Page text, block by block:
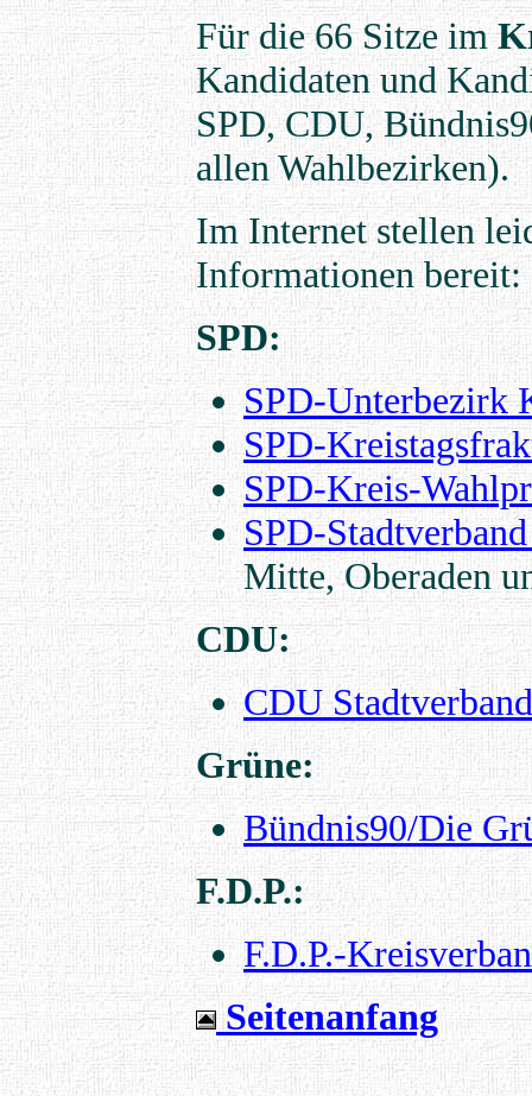
Für die 66 Sitze im
Kandidaten und
SPD, CDU,
allen Wahlbezirken).
Im Internet stellen
Informationen bereit:
SPD:
SPD-Unterbezirk
SPD-
SPD-Kreis-
SPD-
Mitte, Oberaden
CDU:
CDU
Grüne:
Bündnis90/Die
F.D.P.:
F.D.P.-
Seitenanfang